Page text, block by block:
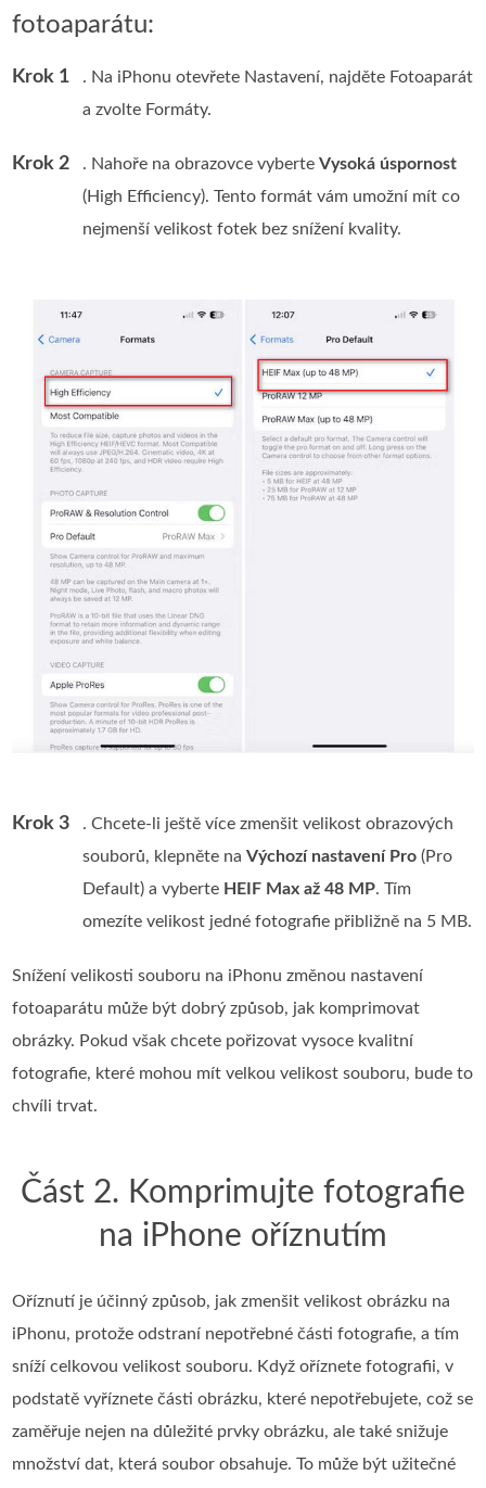
fotoaparátu:
Krok 1
. Na iPhonu otevřete Nastavení, najděte Fotoaparát
a zvolte Formáty.
Krok 2 . Nahoře na obrazovce vyberteVysoká úspornost
(High Efficiency). Tento formát vám umožní mít co
nejmenší velikost fotek bez snížení kvality.
Krok 3
. Chcete‑li ještě více zmenšit velikost obrazových
souborů, klepněte naVýchozí nastavení Pro (Pro
Default) a vyberte HEIF Max až 48 MP. Tím
omezíte velikost jedné fotografie přibližně na 5 MB.
Snížení velikosti souboru na iPhonu změnou nastavení
fotoaparátu může být dobrý způsob, jak komprimovat
obrázky. Pokud však chcete pořizovat vysoce kvalitní
fotografie, které mohou mít velkou velikost souboru, bude to
chvíli trvat.
Část 2. Komprimujte fotografie
na iPhone oříznutím
Oříznutí je účinný způsob, jak zmenšit velikost obrázku na
iPhonu, protože odstraní nepotřebné části fotografie, a tím
sníží celkovou velikost souboru. Když oříznete fotografii, v
podstatě vyříznete části obrázku, které nepotřebujete, což se
zaměřuje nejen na důležité prvky obrázku, ale také snižuje
množství dat, která soubor obsahuje. To může být užitečné